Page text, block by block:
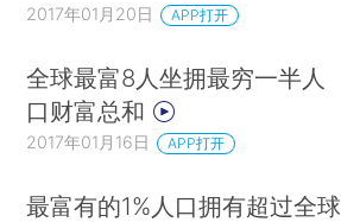
2017年01月20日 APP打开
全球最富8人坐拥最穷一半人
口财富总和
2017年01月16日 APP打开
最富有的1%人口拥有超过全球